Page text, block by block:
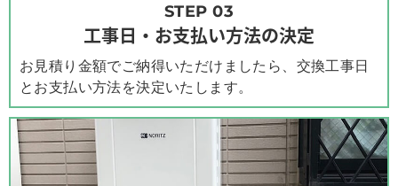
STEP 03
工事日・お支払い方法の決定
お見積り金額でご納得いただけましたら、交換工事日
とお支払い方法を決定いたします。